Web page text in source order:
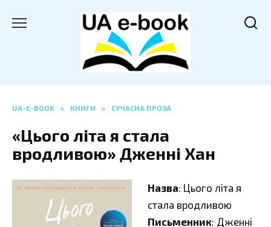
UA-E-BOOK » КНИГИ » СУЧАСНА ПРОЗА
«Цього літа я стала
вродливою» Дженні Хан
Назва: Цього літа я
стала вродливою
Письменник: Дженні